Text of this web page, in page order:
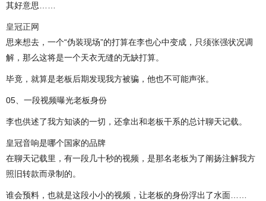
其好意思……
皇冠正网
思来想去，一个“伪装现场”的打算在李也心中变成，只须张强状况调
解，那么这将是一个天衣无缝的无缺打算。
毕竟，就算是老板后期发现我方被骗，他也不可能声张。
05、一段视频曝光老板身份
李也供述了我方知谈的一切，还拿出和老板干系的总计聊天记载。
皇冠音响是哪个国家的品牌
在聊天记载里，有一段几十秒的视频，是那名老板为了阐扬注解我方
照旧转款而录制的。
谁会预料，也就是这段小小的视频，让老板的身份浮出了水面……